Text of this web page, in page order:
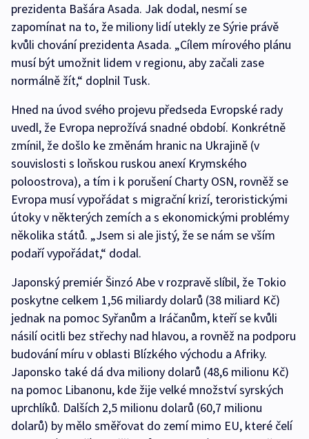
prezidenta Bašára Asada. Jak dodal, nesmí se
zapomínat na to, že miliony lidí utekly ze Sýrie právě
kvůli chování prezidenta Asada. „Cílem mírového plánu
musí být umožnit lidem v regionu, aby začali zase
normálně žít,“ doplnil Tusk.
Hned na úvod svého projevu předseda Evropské rady
uvedl, že Evropa neprožívá snadné období. Konkrétně
zmínil, že došlo ke změnám hranic na Ukrajině (v
souvislosti s loňskou ruskou anexí Krymského
poloostrova), a tím i k porušení Charty OSN, rovněž se
Evropa musí vypořádat s migrační krizí, teroristickými
útoky v některých zemích a s ekonomickými problémy
několika států. „Jsem si ale jistý, že se nám se vším
podaří vypořádat,“ dodal.
Japonský premiér Šinzó Abe v rozpravě slíbil, že Tokio
poskytne celkem 1,56 miliardy dolarů (38 miliard Kč)
jednak na pomoc Syřanům a Iráčanům, kteří se kvůli
násilí ocitli bez střechy nad hlavou, a rovněž na podporu
budování míru v oblasti Blízkého východu a Afriky.
Japonsko také dá dva miliony dolarů (48,6 milionu Kč)
na pomoc Libanonu, kde žije velké množství syrských
uprchlíků. Dalších 2,5 milionu dolarů (60,7 milionu
dolarů) by mělo směřovat do zemí mimo EU, které čelí